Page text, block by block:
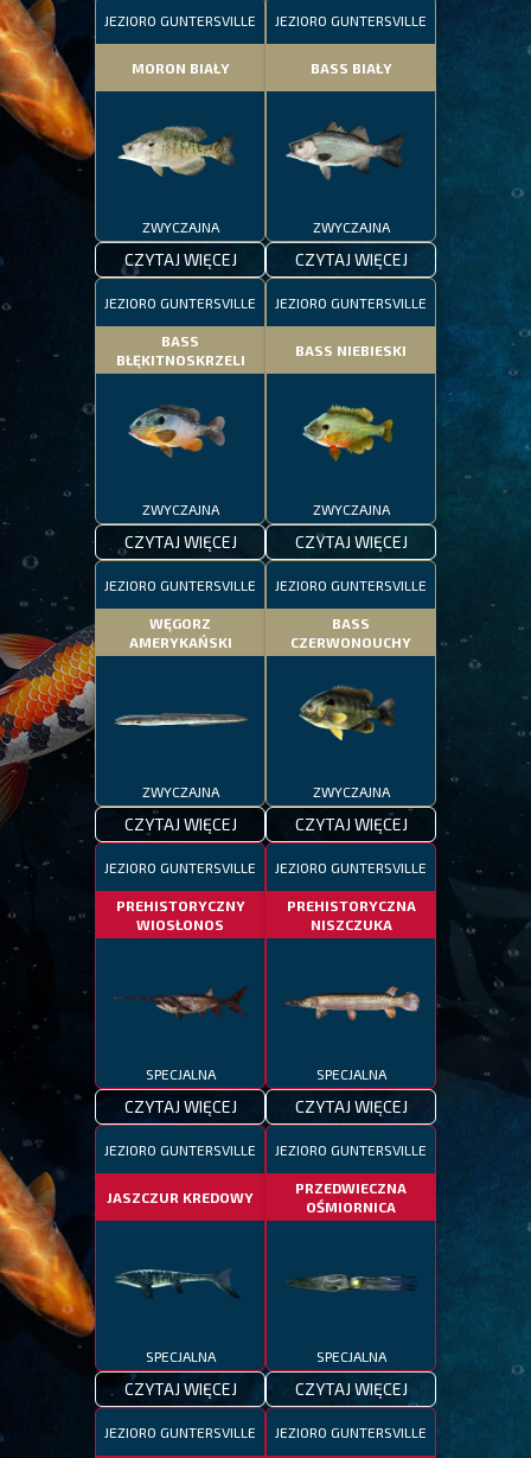
JEZIORO GUNTERSVILLE
MORON BIAŁY
ZWYCZAJNA
CZYTAJ WIĘCEJ
JEZIORO GUNTERSVILLE
BASS BIAŁY
ZWYCZAJNA
CZYTAJ WIĘCEJ
JEZIORO GUNTERSVILLE
BASS
BŁĘKITNOSKRZELI
ZWYCZAJNA
CZYTAJ WIĘCEJ
JEZIORO GUNTERSVILLE
BASS NIEBIESKI
ZWYCZAJNA
CZYTAJ WIĘCEJ
JEZIORO GUNTERSVILLE
WĘGORZ
AMERYKAŃSKI
ZWYCZAJNA
CZYTAJ WIĘCEJ
JEZIORO GUNTERSVILLE
BASS
CZERWONOUCHY
ZWYCZAJNA
CZYTAJ WIĘCEJ
JEZIORO GUNTERSVILLE
PREHISTORYCZNY
WIOSŁONOS
SPECJALNA
CZYTAJ WIĘCEJ
JEZIORO GUNTERSVILLE
PREHISTORYCZNA
NISZCZUKA
SPECJALNA
CZYTAJ WIĘCEJ
JEZIORO GUNTERSVILLE
JASZCZUR KREDOWY
SPECJALNA
CZYTAJ WIĘCEJ
JEZIORO GUNTERSVILLE
PRZEDWIECZNA
OŚMIORNICA
SPECJALNA
CZYTAJ WIĘCEJ
JEZIORO GUNTERSVILLE JEZIORO GUNTERSVILLE